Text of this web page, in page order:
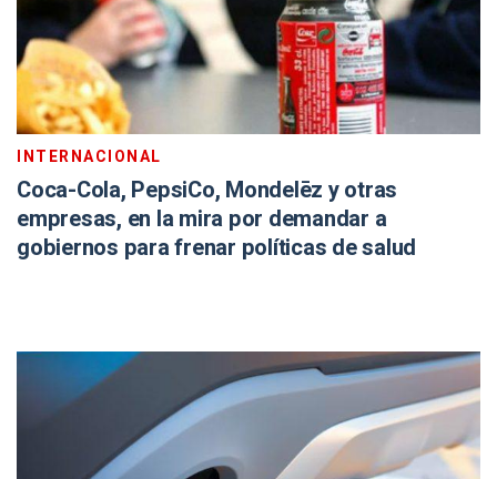
INTERNACIONAL
Coca-Cola, PepsiCo, Mondelēz y otras
empresas, en la mira por demandar a
gobiernos para frenar políticas de salud